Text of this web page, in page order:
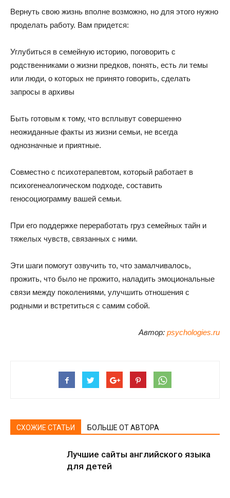
Вернуть свою жизнь вполне возможно, но для этого нужно
проделать работу. Вам придется:
Углубиться в семейную историю, поговорить с
родственниками о жизни предков, понять, есть ли темы
или люди, о которых не принято говорить, сделать
запросы в архивы
Быть готовым к тому, что всплывут совершенно
неожиданные факты из жизни семьи, не всегда
однозначные и приятные.
Совместно с психотерапевтом, который работает в
психогенеалогическом подходе, составить
геносоциограмму вашей семьи.
При его поддержке переработать груз семейных тайн и
тяжелых чувств, связанных с ними.
Эти шаги помогут озвучить то, что замалчивалось,
прожить, что было не прожито, наладить эмоциональные
связи между поколениями, улучшить отношения с
родными и встретиться с самим собой.
Автор: psychologies.ru
СХОЖИЕ СТАТЬИ БОЛЬШЕ ОТ АВТОРА
Лучшие сайты английского языка
для детей